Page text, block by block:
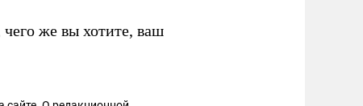
же вы хотите, ваш